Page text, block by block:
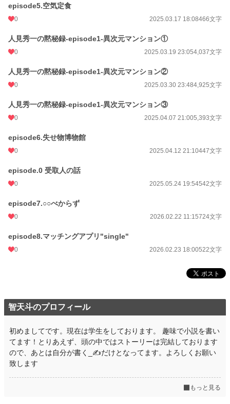
更新日時 2026.02.23 18:00
年間ポイント
累計ポイント 3,590 pt (139,817 位)
episode5.空気定食
0 2025.03.17 18:08466文字
人見秀一の黙秘録-episode1-異次元マンション①
0 2025.03.19 23:054,037文字
人見秀一の黙秘録-episode1-異次元マンション②
0 2025.03.30 23:484,925文字
人見秀一の黙秘録-episode1-異次元マンション③
0 2025.04.07 21:005,393文字
episode6.失せ物博物館
0 2025.04.12 21:10447文字
episode.0 受取人の話
0 2025.05.24 19:54542文字
episode7.○○べからず
0 2026.02.22 11:15724文字
episode8.マッチングアプリ"single"
0 2026.02.23 18:00522文字
智天斗のプロフィール
初めましてです。現在は学生をしております。 趣味で小説を書い
てます！とりあえず、頭の中ではストーリーは完結しております
ので、あとは自分が書く_✍ だけとなってます。よろしくお願い
致します
もっと見る